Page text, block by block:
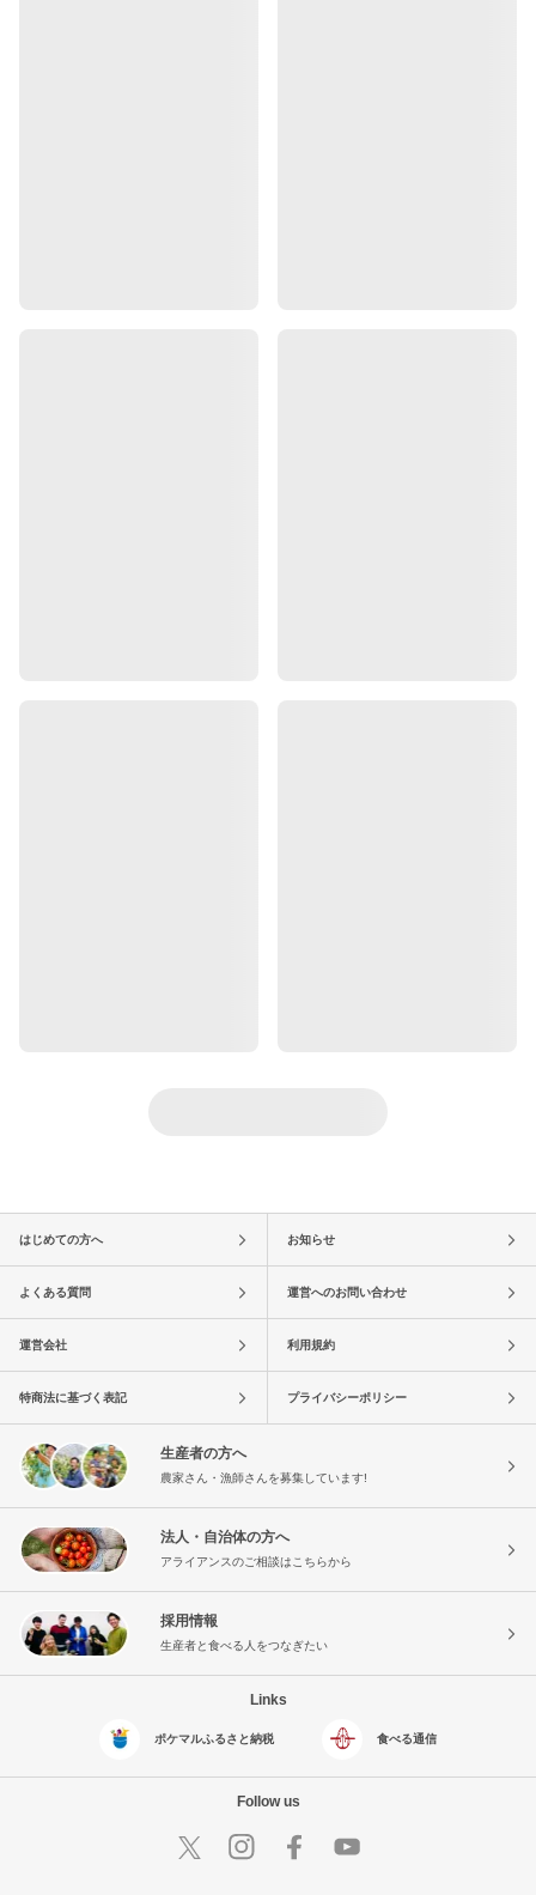
はじめての方へ お知らせ
よくある質問 運営へのお問い合わせ
運営会社 利用規約
特商法に基づく表記 プライバシーポリシー
生産者の方へ
農家さん・漁師さんを募集しています!
法人・自治体の方へ
アライアンスのご相談はこちらから
採用情報
生産者と食べる人をつなぎたい
Links
ポケマルふるさと納税 食べる通信
Follow us